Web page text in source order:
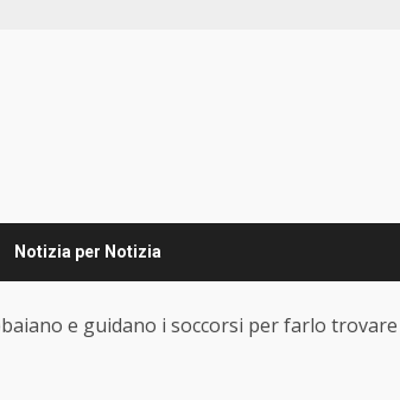
Notizia per Notizia
e guidano i soccorsi per farlo trovare